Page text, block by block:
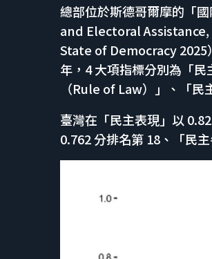
總部位於斯德哥爾摩的「
and Electoral
State of Democracy 2025
年，4 大項指標分別為「
（Rule of Law）」、「民
臺灣在「民主表現」以
0.762 分排名第 18、「民